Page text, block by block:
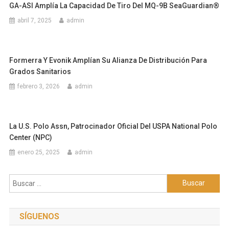
GA-ASI Amplía La Capacidad De Tiro Del MQ-9B SeaGuardian®
abril 7, 2025 admin
Formerra Y Evonik Amplían Su Alianza De Distribución Para
Grados Sanitarios
febrero 3, 2026 admin
La U.S. Polo Assn, Patrocinador Oficial Del USPA National Polo
Center (NPC)
enero 25, 2025 admin
Buscar:
SÍGUENOS